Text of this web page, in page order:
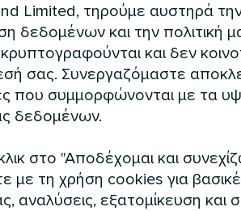
Limited, τηρούμε αυστηρά την
δεδομένων και την πολιτική
και δεν
σας. Συνεργαζόμαστε
που συμμορφώνονται με τα
δεδομένων.
στο "Αποδέχομαι και
με τη χρήση cookies για
αναλύσεις, εξατομίκευση και